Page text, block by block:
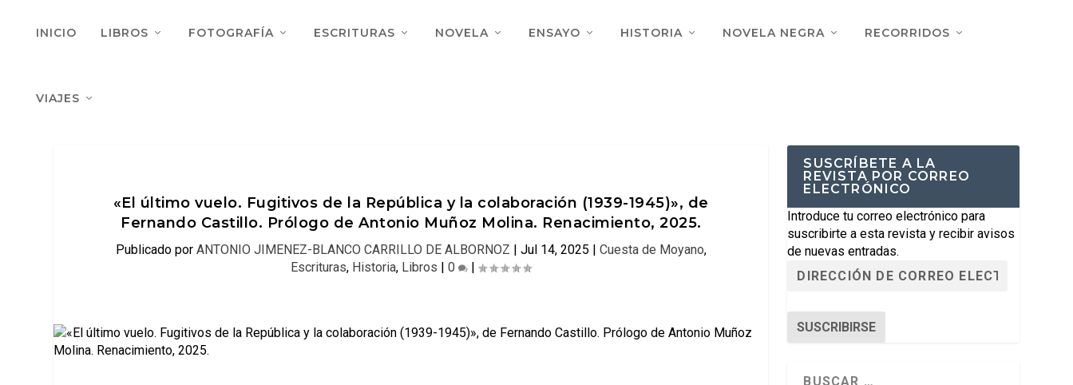
INICIO LIBROS FOTOGRAFÍA ESCRITURAS NOVELA ENSAYO HISTORIA NOVELA NEGRA RECORRIDOS
VIAJES
«El último vuelo. Fugitivos de la República y la colaboración (1939-1945)», de
Fernando Castillo. Prólogo de Antonio Muñoz Molina. Renacimiento, 2025.
Publicado por ANTONIO JIMENEZ-BLANCO CARRILLO DE ALBORNOZ | Jul 14, 2025 | Cuesta de Moyano,
Escrituras, Historia, Libros |0 |
SUSCRÍBETE A LA
REVISTA POR CORREO
ELECTRÓNICO
Introduce tu correo electrónico para
suscribirte a esta revista y recibir avisos
de nuevas entradas.
SUSCRIBIRSE